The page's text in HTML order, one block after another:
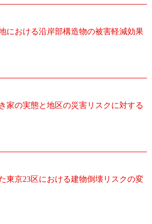
における沿岸部構造物の被害軽減効果
家の実態と地区の災害リスクに対する
東京23区における建物倒壊リスクの変